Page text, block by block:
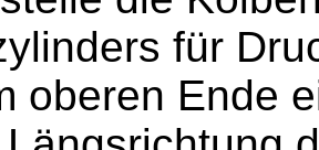
für
oberen Ende